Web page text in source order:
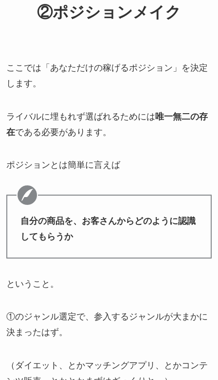
②ポジションメイク
ここでは「あなただけの稼げるポジション」を決定
します。
ライバルに埋もれず選ばれるためには唯一無二の存
在である必要があります。
ポジションとは簡単に言えば
自分の商品を、お客さんからどのように認識
してもらうか
ということ。
①のジャンル選定で、参入するジャンルが大まかに
決まったはず。
（ダイエット、とかマッチングアプリ、とかコンテ